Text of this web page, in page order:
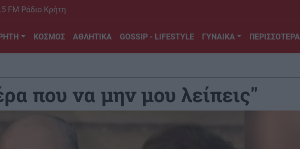
FM Ράδιο Κρήτη
ΚΟΣΜΟΣ ΑΘΛΗΤΙΚΑ GOSSIP - LIFESTYLE ΓΥΝΑΙΚΑ ΠΕΡΙΣΣΟΤΕΡΑ
που να μην μου λείπεις"